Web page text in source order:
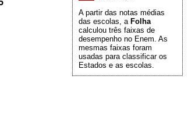
A partir das notas médias
das escolas, a Folha
calculou três faixas de
desempenho no Enem. As
mesmas faixas foram
usadas para classificar os
Estados e as escolas.